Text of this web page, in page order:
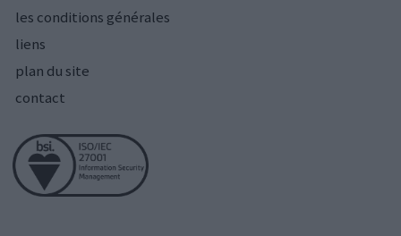
les conditions générales
liens
plan du site
contact